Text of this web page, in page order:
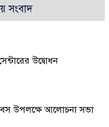
সংবাদ
উদ্বোধন
উপলক্ষে আলোচনা সভা